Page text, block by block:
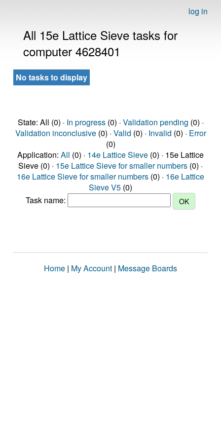
log in
All 15e Lattice Sieve tasks for
computer 4628401
No tasks to display
State: All (0) · In progress(0) · Validation pending (0) ·
Validation inconclusive(0) · Valid (0) · Invalid (0) · Error
(0)
Application: All (0) · 14e Lattice Sieve (0) · 15e Lattice
Sieve (0) · 15e Lattice Sieve for smaller numbers (0) ·
16e Lattice Sieve for smaller numbers (0) · 16e Lattice
Sieve V5 (0)
Task name:
Home | My Account | Message Boards